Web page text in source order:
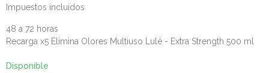
Impuestos incluidos
48 a 72 horas
Recarga x5 Elimina Olores Multiuso Lulë - Extra Strength 500 ml
Disponible